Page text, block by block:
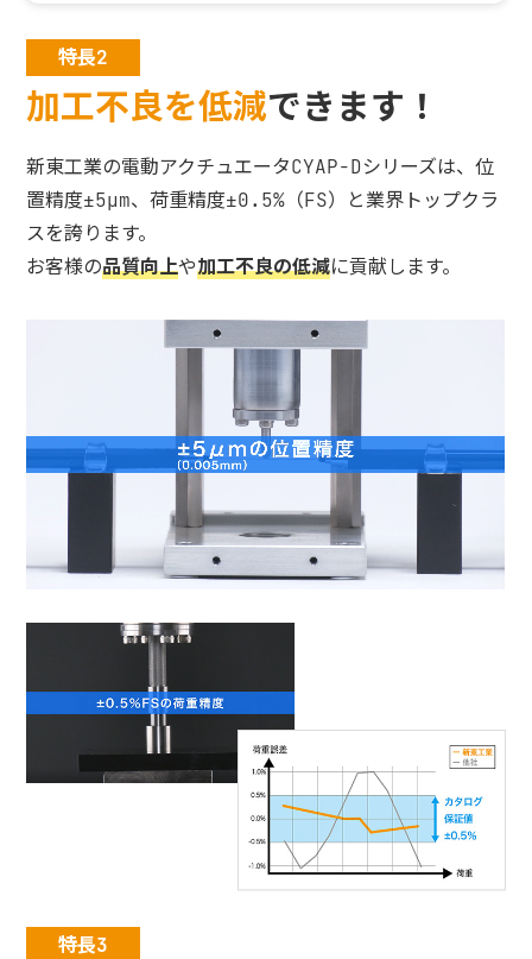
特長2
加工不良を低減できます！
新東工業の電動アクチュエータCYAP-Dシリーズは、位
置精度±5µm、荷重精度±0.5%（FS）と業界トップクラ
スを誇ります。
お客様の品質向上や加工不良の低減に貢献します。
特長3